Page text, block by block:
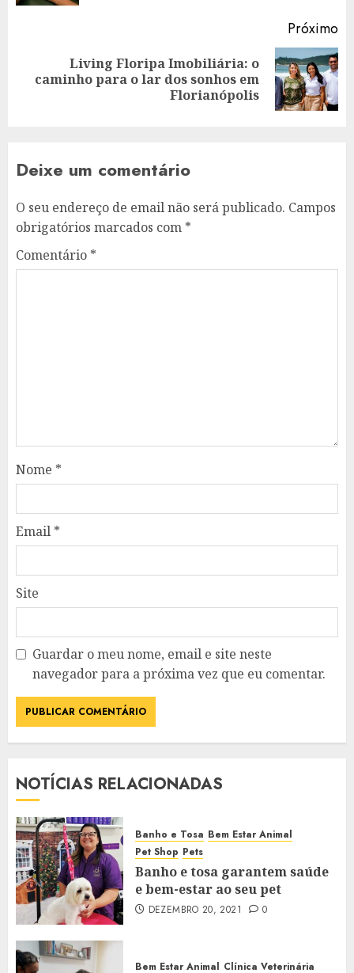
Próximo
Artigo
Living Floripa Imobiliária: o
caminho para o lar dos sonhos em
Florianópolis
Deixe um comentário
O seu endereço de email não será publicado. Campos
obrigatórios marcados com *
Comentário *
Nome *
Email *
Site
Guardar o meu nome, email e site neste
navegador para a próxima vez que eu comentar.
NOTÍCIAS RELACIONADAS
Banho e Tosa Bem Estar Animal
Pet Shop Pets
Banho e tosa garantem saúde
e bem-estar ao seu pet
DEZEMBRO 20, 2021 0
Bem Estar Animal Clínica Veterinária